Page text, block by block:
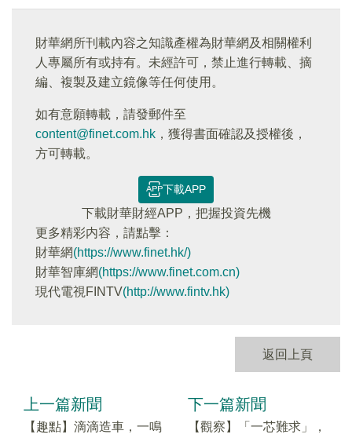
財華網所刊載內容之知識產權為財華網及相關權利
人專屬所有或持有。未經許可，禁止進行轉載、摘
編、複製及建立鏡像等任何使用。
如有意願轉載，請發郵件至
content@finet.com.hk ，獲得書面確認及授權後，
方可轉載。
下載APP
下載財華財經APP，把握投資先機
更多精彩内容，請點擊：
財華網(https://www.finet.hk/)
財華智庫網(https://www.finet.com.cn)
現代電視FINTV(http://www.fintv.hk)
返回上頁
上一篇新聞
【趣點】滴滴造車，一鳴
下一篇新聞
【觀察】「一芯難求」，